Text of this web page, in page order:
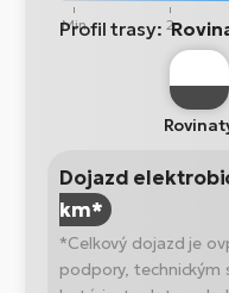
Min 2
Profil trasy:
Dojazd
km*
*Celkový dojazd je
podpory, technickým